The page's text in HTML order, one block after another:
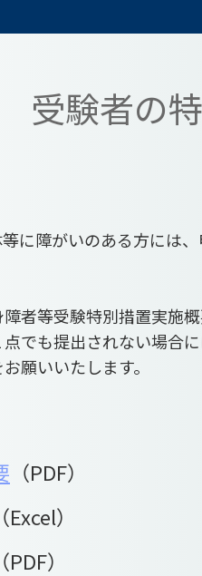
受験者の
に障がいのある方に
者等受験特別措置実施
でも提出されない場合
願いいたします。
（PDF）
（Excel）
（PDF）